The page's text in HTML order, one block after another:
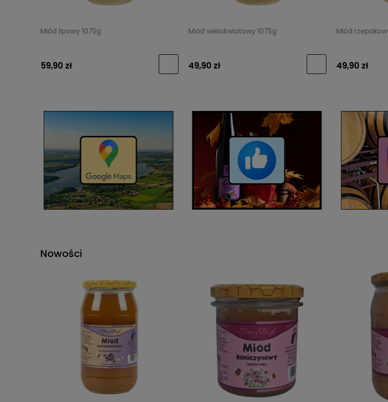
Miód lipowy 1075g
59,90 zł
Miód wielokwiatowy 1075g
49,90 zł
Miód
49,90 zł
Nowości